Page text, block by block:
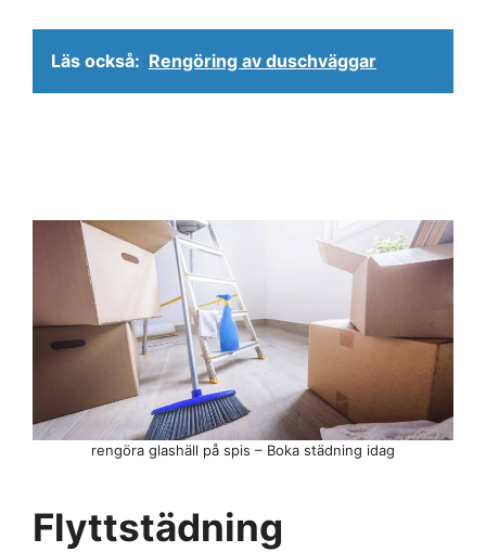
Läs också: Rengöring av duschväggar
Flyttstädning
rengöra glashäll på spis – Boka städning idag